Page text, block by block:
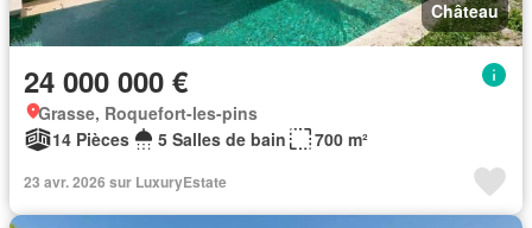
Château
24 000 000 €
Grasse, Roquefort-les-pins
14 Pièces
5 Salles de bain 700 m²
23 avr. 2026 sur LuxuryEstate